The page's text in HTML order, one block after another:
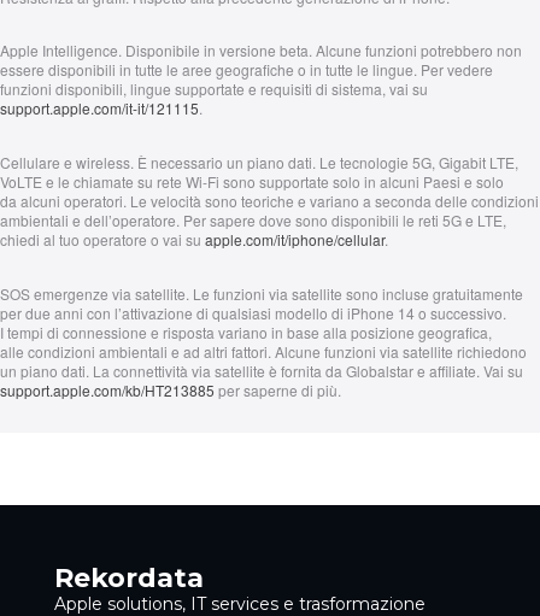
Apple Intelligence.Disponibile in versione beta. Alcune funzioni potrebbero non
essere disponibili in tutte le aree geografiche o in tutte le lingue. Per vedere
funzioni disponibili, lingue supportate e requisiti di sistema, vai su
support.apple.com/it-it/121115.
Cellulare e wireless.È necessario un piano dati. Le tecnologie 5G, Gigabit LTE,
VoLTE e le chiamate su rete Wi‑Fi sono supportate solo in alcuni Paesi e solo
da alcuni operatori. Le velocità sono teoriche e variano a seconda delle condizioni
ambientali e dell’operatore. Per sapere dove sono disponibili le reti 5G e LTE,
chiedi al tuo operatore o vai su apple.com/it/iphone/cellular.
SOS emergenze via satellite.Le funzioni via satellite sono incluse gratuitamente
per due anni con l’attivazione di qualsiasi modello di iPhone 14 o successivo.
I tempi di connessione e risposta variano in base alla posizione geografica,
alle condizioni ambientali e ad altri fattori. Alcune funzioni via satellite richiedono
un piano dati. La connettività via satellite è fornita da Globalstar e affiliate. Vai su
support.apple.com/kb/HT213885 per saperne di più.
Rekordata
Apple solutions, IT services e trasformazione